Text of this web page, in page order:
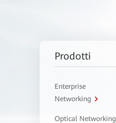
Prodotti
Enterprise
Networking
Optical Networking